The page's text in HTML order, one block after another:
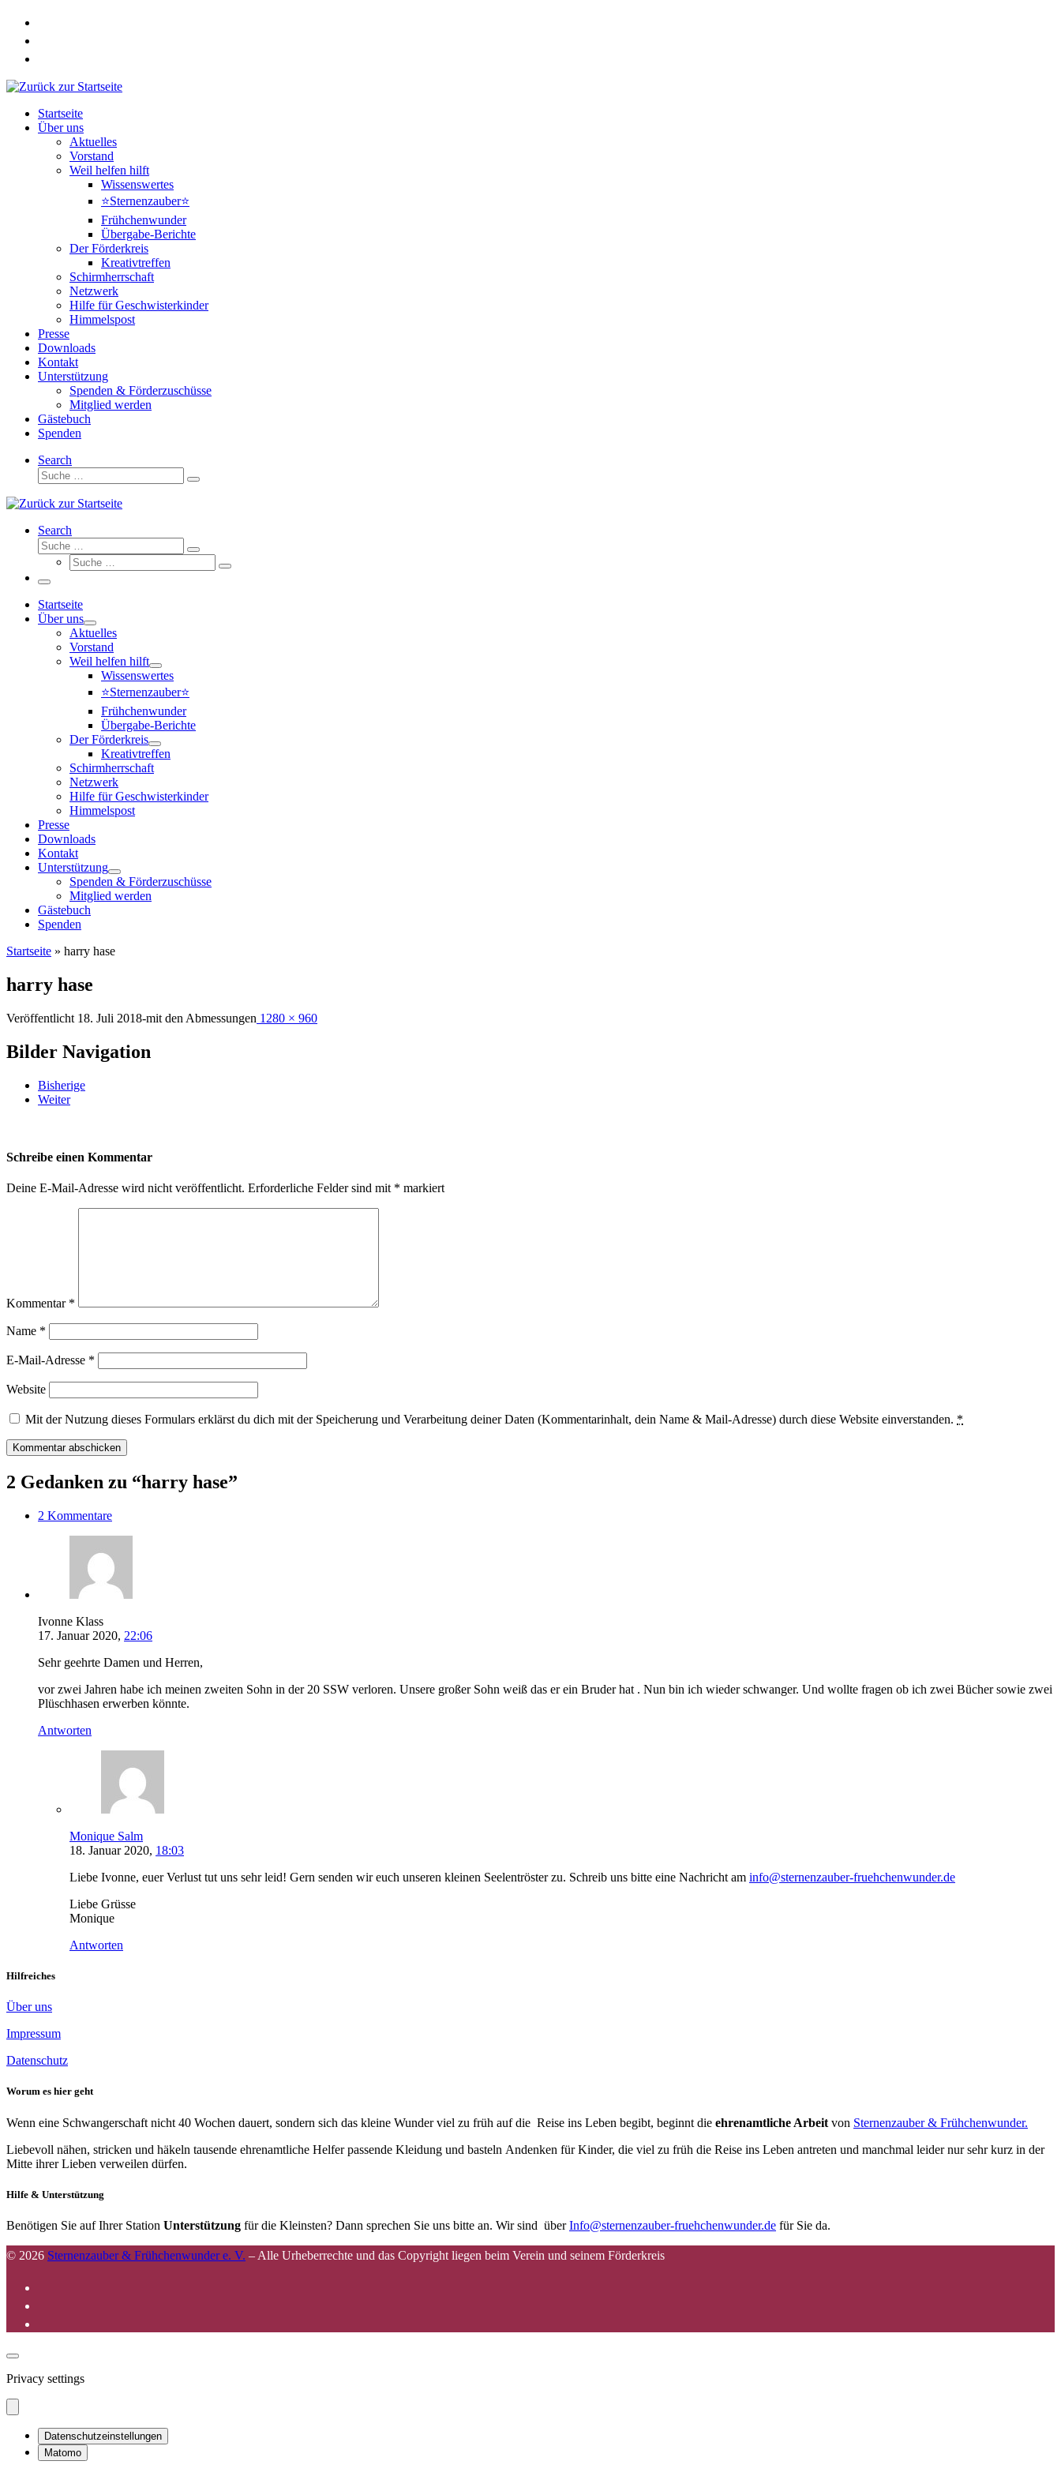
Zum
springen
Startseite
Über uns
Aktuelles
Vorstand
Weil helfen hilft
Wissenswertes
⭐Sternenzauber⭐
Frühchenwunder
Übergabe-Berichte
Der Förderkreis
Kreativtreffen
Schirmherrschaft
Netzwerk
Hilfe für Geschwisterkinder
Himmelspost
Presse
Downloads
Kontakt
Unterstützung
Spenden & Förderzuschüsse
Mitglied werden
Gästebuch
Spenden
Search
Suche
Suche
Search
Suche
Suche
Suche
Suche
Menü
Startseite
Über uns
Aktuelles
Vorstand
Weil helfen hilft
Wissenswertes
⭐Sternenzauber⭐
Frühchenwunder
Übergabe-Berichte
Der Förderkreis
Kreativtreffen
Schirmherrschaft
Netzwerk
Hilfe für Geschwisterkinder
Himmelspost
Presse
Downloads
Kontakt
Unterstützung
Spenden & Förderzuschüsse
Mitglied werden
Gästebuch
Spenden
Startseite » harry hase
harry hase
Veröffentlicht 18. Juli 2018-mit den Abmessungen 1280 × 960
Bilder Navigation
Bisherige
Weiter
Schreibe einen Kommentar
Deine E-Mail-Adresse wird nicht veröffentlicht. Erforderliche Felder sind mit * markiert
Kommentar *
Name *
E-Mail-Adresse *
Website
Mit der Nutzung dieses Formulars erklärst du dich mit der Speicherung und Verarbeitung deiner Daten (Kommentarinhalt, dein Name & Mail-Adresse) durch diese Website einverstanden. *
2 Gedanken zu “harry hase”
2 Kommentare
Ivonne Klass
17. Januar 2020, 22:06
Sehr geehrte Damen und Herren,
vor zwei Jahren habe ich meinen zweiten Sohn in der 20 SSW verloren. Unsere großer Sohn weiß das er ein Bruder hat . Nun bin ich wieder schwanger. Und wollte fragen ob ich zwei Bücher sowie zwei
Plüschhasen erwerben könnte.
Antworten
Monique Salm
18. Januar 2020, 18:03
Liebe Ivonne, euer Verlust tut uns sehr leid! Gern senden wir euch unseren kleinen Seelentröster zu. Schreib uns bitte eine Nachricht am info@sternenzauber-fruehchenwunder.de
Liebe Grüsse
Monique
Antworten
Hilfreiches
Über uns
Impressum
Datenschutz
Worum es hier geht
Wenn eine Schwangerschaft nicht 40 Wochen dauert, sondern sich das kleine Wunder viel zu früh auf die Reise ins Leben begibt, beginnt die ehrenamtliche Arbeit von Sternenzauber & Frühchenwunder.
Liebevoll nähen, stricken und häkeln tausende ehrenamtliche Helfer passende Kleidung und basteln Andenken für Kinder, die viel zu früh die Reise ins Leben antreten und manchmal leider nur sehr kurz in der
Mitte ihrer Lieben verweilen dürfen.
Hilfe & Unterstützung
Benötigen Sie auf Ihrer Station Unterstützung für die Kleinsten? Dann sprechen Sie uns bitte an. Wir sind überInfo@sternenzauber-fruehchenwunder.de für Sie da.
© 2026 Sternenzauber & Frühchenwunder e. V. – Alle Urheberrechte und das Copyright liegen beim Verein und seinem Förderkreis
Privacy settings
Datenschutzeinstellungen
Matomo